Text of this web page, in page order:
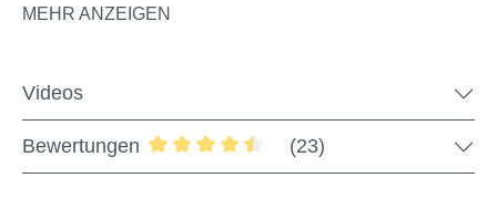
stabile TORX-Schrauben
keine sichtbaren Schnittkanten
Befestigung ohne Bohren und Schrauben mit
Klemmfedern
MEHR ANZEIGEN
Videos
Bewertungen
Durchschnittliche Bewertung von 4.52
(23)